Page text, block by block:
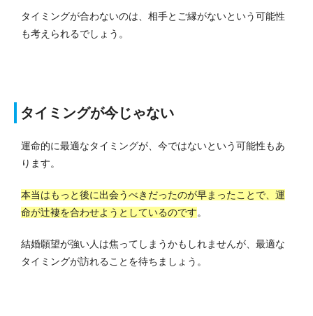
タイミングが合わないのは、相手とご縁がないという可能性
も考えられるでしょう。
タイミングが今じゃない
運命的に最適なタイミングが、今ではないという可能性もあ
ります。
本当はもっと後に出会うべきだったのが早まったことで、運
命が辻褄を合わせようとしているのです。
結婚願望が強い人は焦ってしまうかもしれませんが、最適な
タイミングが訪れることを待ちましょう。